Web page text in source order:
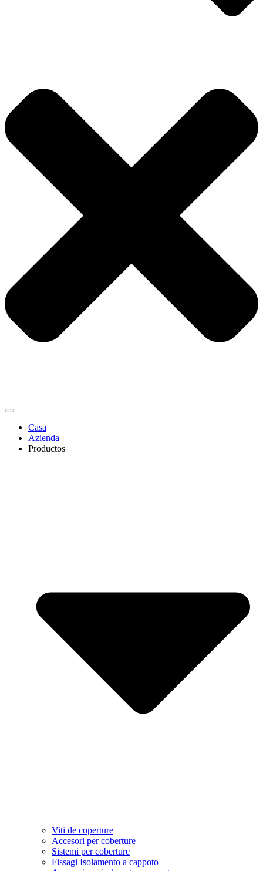
Casa
Azienda
Productos
Viti de coperture
Accesori per coberture
Sistemi per coberture
Fissagi Isolamento a cappoto